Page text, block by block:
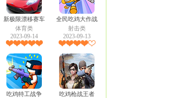
新极限漂移赛车
体育类
2023-09-14
全民吃鸡大作战
射击类
2023-09-13
吃鸡特工战争
吃鸡枪战王者